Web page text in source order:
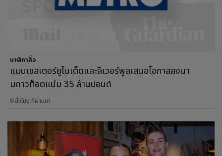
นาฬิกาสื่อ
แมนเชสเตอร์ยูไนเต็ดและลิเวอร์พูลเสนอโอกาสลงนา
มดาวท็อตแน่ม 35 ล้านปอนด์
9 ชั่วโมง ที่ผ่านมา